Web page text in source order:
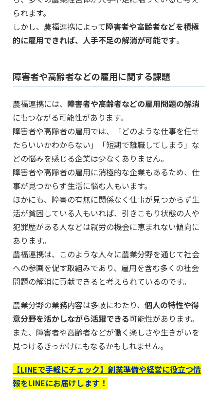
られます。
しかし、農福連携によって障害者や高齢者などを積極
的に雇用できれば、人手不足の解消が可能です。
障害者や高齢者などの雇用に関する課題
農福連携には、 障害者や高齢者などの雇用問題の解消
にもつながる可能性があります。
障害者や高齢者の雇用では、「どのような仕事を任せ
たらいいかわからない」「短期で離職してしまう」な
どの悩みを感じる企業は少なくありません。
障害者や高齢者の雇用に消極的な企業もあるため、仕
事が見つからず生活に悩む人もいます。
ほかにも、障害の有無に関係なく仕事が見つからず生
活が貧困している人もいれば、引きこもり状態の人や
犯罪歴がある人などは就労の機会に恵まれない傾向に
あります。
農福連携は、このような人々に農業分野を通じて社会
への参画を促す取組みであり、雇用を含む多くの社会
問題の解消に貢献できると考えられているのです。
農業分野の業務内容は多岐にわたり、 個人の特性や得
意分野を活かしながら活躍できる可能性があります。
また、障害者や高齢者などが働く楽しさや生きがいを
見つけるきっかけにもなるかもしれません。
【LINEで手軽にチェック】創業準備や経営に役立つ情
報をLINEにお届けします！